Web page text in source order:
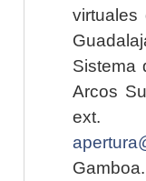
Sistema
Arcos